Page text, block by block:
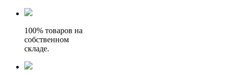
100% товаров на
собственном
складе.